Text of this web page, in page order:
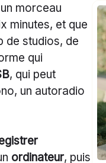
morceau
minutes, et que
de studios, de
qui
, qui peut
un autoradio
ordinateur, puis